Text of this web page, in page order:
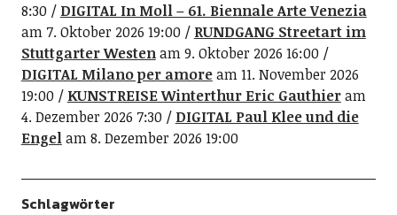
8:30
DIGITAL In Moll – 61. Biennale Arte Venezia
am 7. Oktober 2026 19:00
RUNDGANG Streetart im
Stuttgarter Westenam 9. Oktober 2026 16:00
DIGITAL Milano per amoream 11. November 2026
19:00
KUNSTREISE Winterthur Eric Gauthieram
4. Dezember 2026 7:30
DIGITAL Paul Klee und die
Engelam 8. Dezember 2026 19:00
Schlagwörter